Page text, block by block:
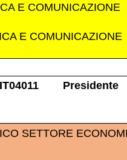
E COMUNICAZIONE
E COMUNICAZIONE
Presidente
SETTORE